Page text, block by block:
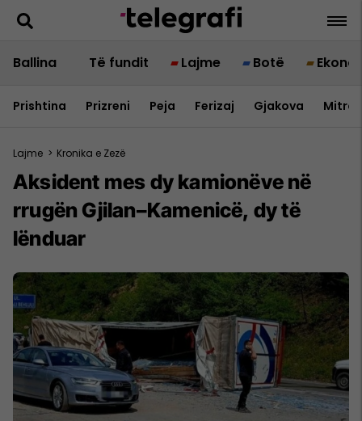
Ballina Të fundit Lajme Botë
Prishtina Prizreni Peja Ferizaj Gjakova
Lajme > Kronika e Zezë
Aksident mes dy kamionëve në
rrugën Gjilan–Kamenicë, dy të
lënduar